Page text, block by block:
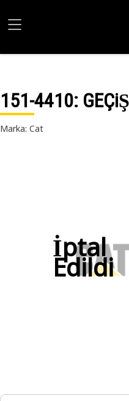
151-4410:
Marka: Cat
İptal
Edildi